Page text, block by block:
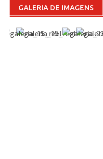
GALERIA DE IMAGENS